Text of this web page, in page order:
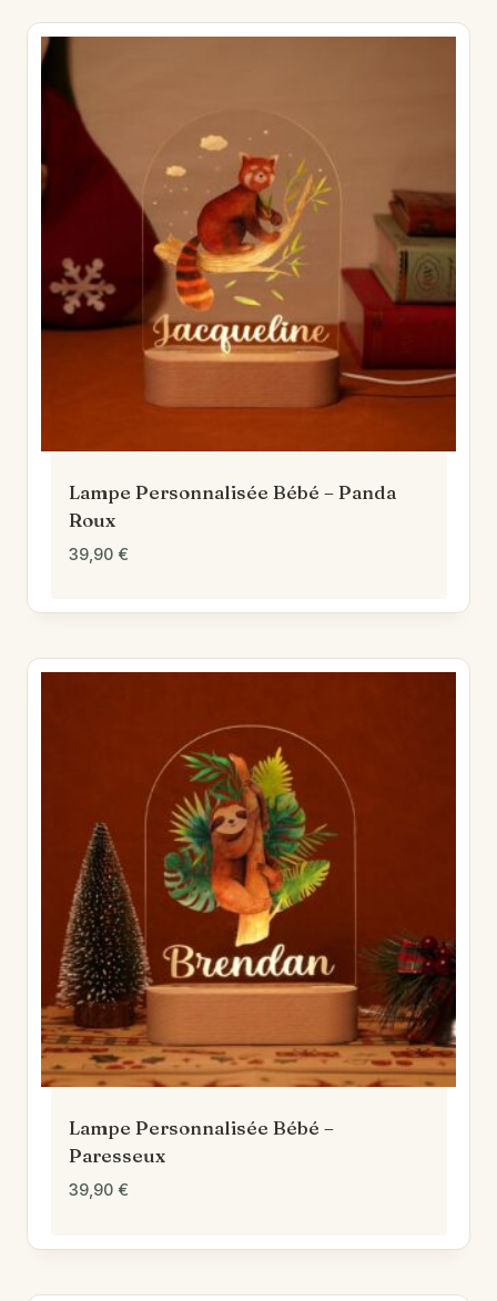
Lampe Personnalisée Bébé – Panda
Roux
39,90 €
Lampe Personnalisée Bébé –
Paresseux
39,90 €